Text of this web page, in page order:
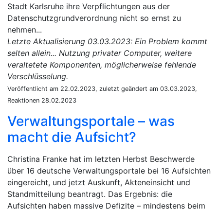
Stadt Karlsruhe ihre Verpflichtungen aus der
Datenschutzgrundverordnung nicht so ernst zu
nehmen...
Letzte Aktualisierung 03.03.2023: Ein Problem kommt
selten allein... Nutzung privater Computer, weitere
veraltetete Komponenten, möglicherweise fehlende
Verschlüsselung.
Veröffentlicht am 22.02.2023, zuletzt geändert am 03.03.2023,
Reaktionen 28.02.2023
Verwaltungsportale – was
macht die Aufsicht?
Christina Franke hat im letzten Herbst Beschwerde
über 16 deutsche Verwaltungsportale bei 16 Aufsichten
eingereicht, und jetzt Auskunft, Akteneinsicht und
Standmitteilung beantragt. Das Ergebnis: die
Aufsichten haben massive Defizite – mindestens beim